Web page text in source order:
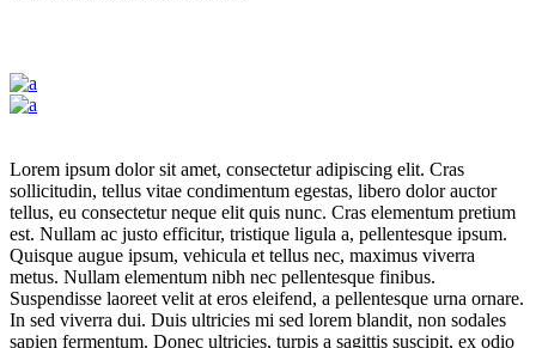
Lorem ipsum dolor sit amet, consectetur adipiscing elit. Cras
sollicitudin, tellus vitae condimentum egestas, libero dolor auctor
tellus, eu consectetur neque elit quis nunc. Cras elementum pretium
est. Nullam ac justo efficitur, tristique ligula a, pellentesque ipsum.
Quisque augue ipsum, vehicula et tellus nec, maximus viverra
metus. Nullam elementum nibh nec pellentesque finibus.
Suspendisse laoreet velit at eros eleifend, a pellentesque urna ornare.
In sed viverra dui. Duis ultricies mi sed lorem blandit, non sodales
sapien fermentum. Donec ultricies, turpis a sagittis suscipit, ex odio